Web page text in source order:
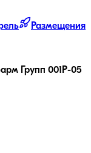
Размещения
Групп 001Р-05